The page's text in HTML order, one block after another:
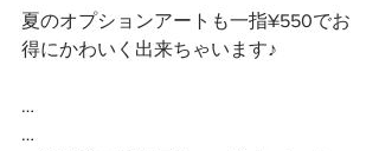
夏のオプションアートも一指¥550でお
得にかわいく出来ちゃいます♪
…
…